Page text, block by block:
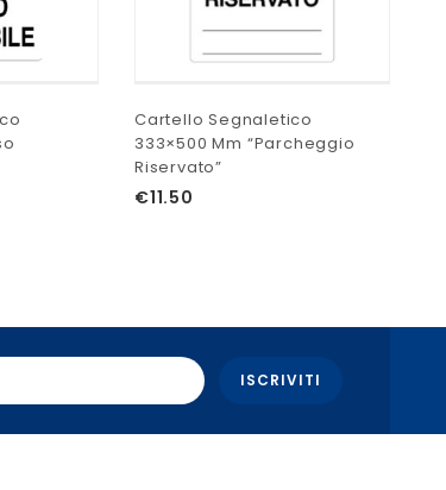
Cartello Segnaletico
333×500 Mm “Parcheggio
Riservato”
€11.50